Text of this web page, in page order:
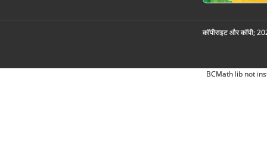
कॉपीराइट और कॉपी;
BCMath lib not